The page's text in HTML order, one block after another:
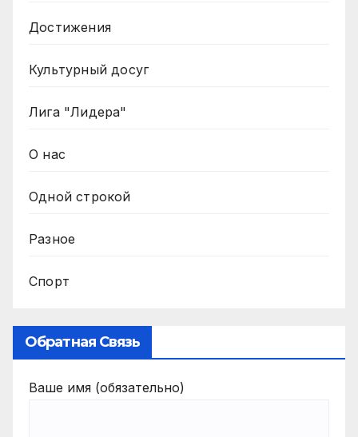
Достижения
Культурный досуг
Лига "Лидера"
О нас
Одной строкой
Разное
Спорт
Обратная Связь
Ваше имя (обязательно)